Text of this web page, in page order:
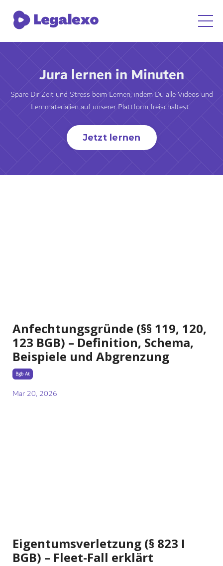
Jura lernen in Minuten
Spare Dir Zeit und Stress beim Lernen, indem Du alle Videos und
Lernmaterialien auf unserer Plattform freischaltest.
Jetzt lernen
Anfechtungsgründe (§§ 119, 120,
123 BGB) – Definition, Schema,
Beispiele und Abgrenzung
Bgb At
Mar 20, 2026
Eigentumsverletzung (§ 823 I
BGB) – Fleet-Fall erklärt